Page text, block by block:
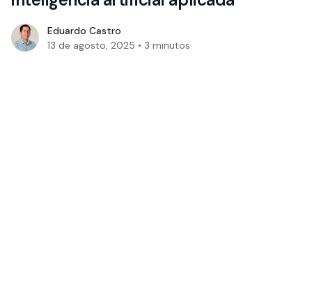
Eduardo Castro
13 de agosto, 2025 • 3 minutos